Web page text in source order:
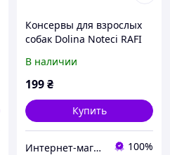
Консервы для взрослых
собак Dolina Noteci RAFI
голубика и клюква, 800 г
В наличии
199₴
Купить
Интернет-магазин зоотоваров CatPaws 100%